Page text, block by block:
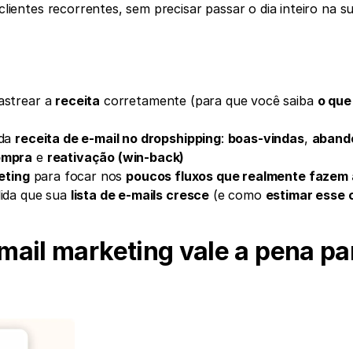
recorrentes, sem precisar passar o dia inteiro na
a receita corretamente (para que você saiba o
receita de e-mail no dropshipping: boas-vindas,
e reativação (win-back)
para focar nos poucos fluxos que realmente fazem
que sua lista de e-mails cresce (e como estimar esse
marketing vale a pena